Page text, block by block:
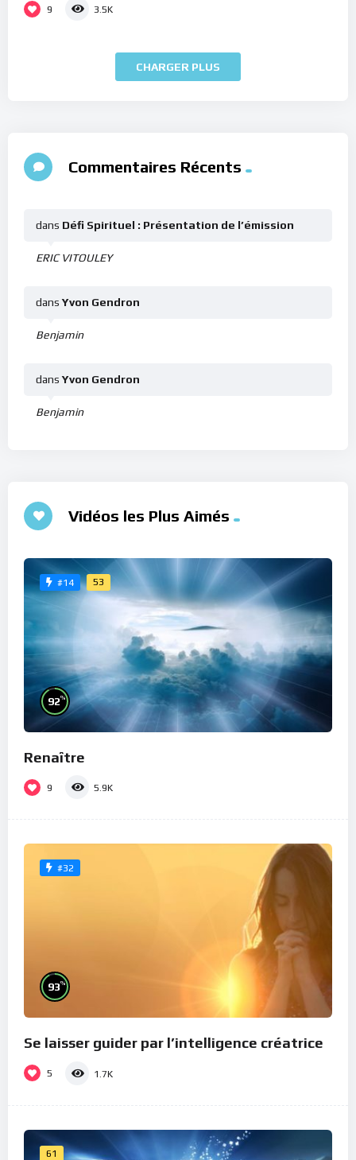
9 3.5K
CHARGER PLUS
Commentaires Récents
ERIC VITOULEY
dans Défi Spirituel : Présentation de l’émission
Benjamin
dans Yvon Gendron
Benjamin
dans Yvon Gendron
Vidéos les Plus Aimés
#14 53
92%
Renaître
9 5.9K
#32
93%
Se laisser guider par l’intelligence créatrice
5 1.7K
61